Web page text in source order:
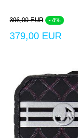
396,00 EUR - 4%
379,00 EUR